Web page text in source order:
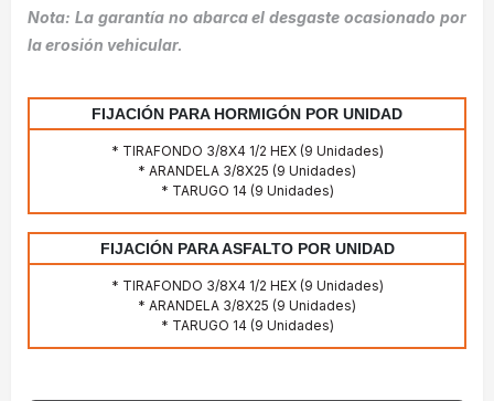
Nota: La garantía no abarca el desgaste ocasionado por
la erosión vehicular.
FIJACIÓN PARA HORMIGÓN POR UNIDAD
* TIRAFONDO 3/8X4 1/2 HEX (9 Unidades)
* ARANDELA 3/8X25 (9 Unidades)
* TARUGO 14 (9 Unidades)
FIJACIÓN PARA ASFALTO POR UNIDAD
* TIRAFONDO 3/8X4 1/2 HEX (9 Unidades)
* ARANDELA 3/8X25 (9 Unidades)
* TARUGO 14 (9 Unidades)